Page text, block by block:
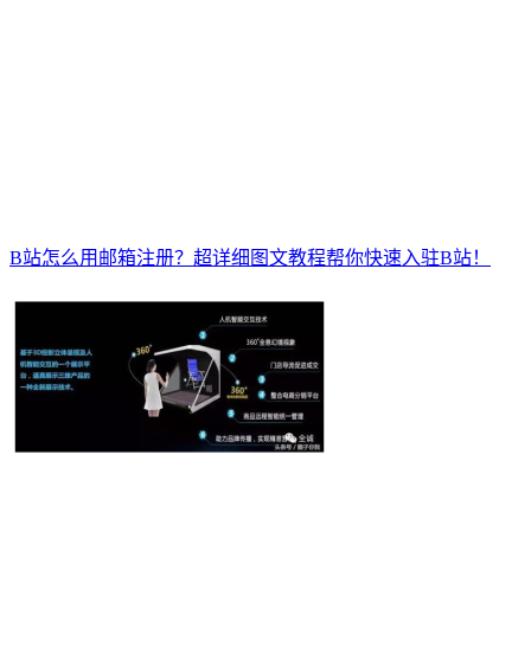
B站怎么用邮箱注册？超详细图文教程帮你快速入驻B站！